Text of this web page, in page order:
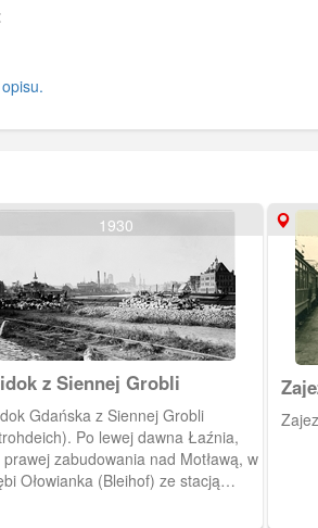
1930
z Siennej Grobli
Gdańska z Siennej Grobli
Po lewej dawna Łaźnia,
prawej zabudowania nad Motławą, w
Ołowianka (Bleihof) ze stacją